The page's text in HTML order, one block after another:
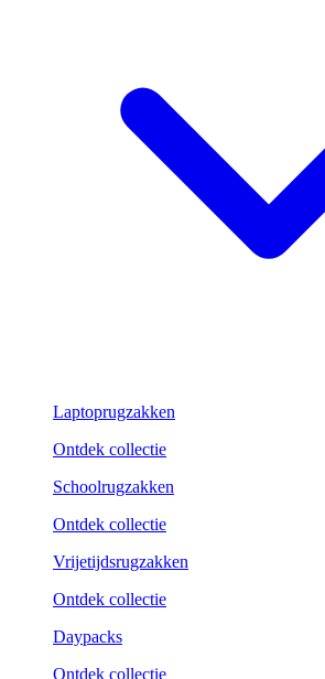
Laptoprugzakken
Ontdek collectie
Schoolrugzakken
Ontdek collectie
Vrijetijdsrugzakken
Ontdek collectie
Daypacks
Ontdek collectie